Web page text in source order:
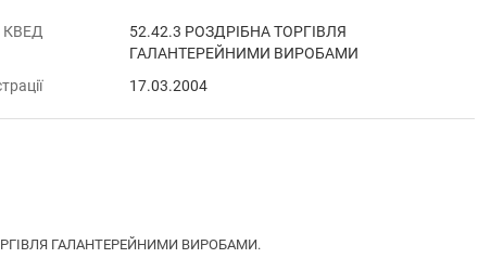
КВЕД
52.42.3 РОЗДРІБНА ТОРГІВЛЯ
ГАЛАНТЕРЕЙНИМИ ВИРОБАМИ
17.03.2004
ГАЛАНТЕРЕЙНИМИ ВИРОБАМИ.